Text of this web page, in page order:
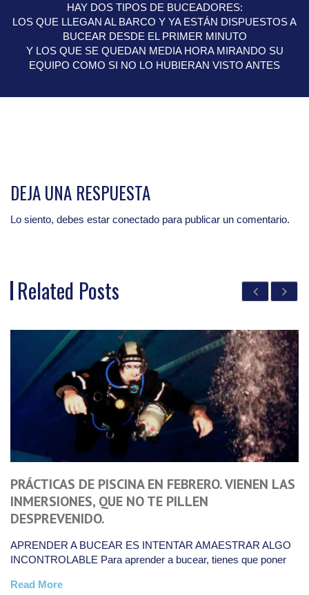
HAY DOS TIPOS DE BUCEADORES:
LOS QUE LLEGAN AL BARCO Y YA ESTÁN DISPUESTOS A
BUCEAR DESDE EL PRIMER MINUTO
Y LOS QUE SE QUEDAN MEDIA HORA MIRANDO SU
EQUIPO COMO SI NO LO HUBIERAN VISTO ANTES
DEJA UNA RESPUESTA
Lo siento, debes estar conectado para publicar un comentario.
Related Posts
PRÁCTICAS DE PISCINA EN FEBRERO. VIENEN LAS
INMERSIONES, QUE NO TE PILLEN
DESPREVENIDO.
APRENDER A BUCEAR ES INTENTAR AMAESTRAR ALGO
INCONTROLABLE Para aprender a bucear, tienes que poner
Read More